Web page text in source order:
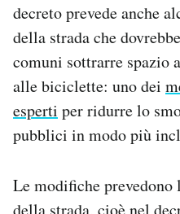
decreto prevede anche
della strada che
comuni sottrarre spazio
alle biciclette: uno dei
esperti per ridurre lo
pubblici in modo più
Le modifiche
della strada, cioè nel